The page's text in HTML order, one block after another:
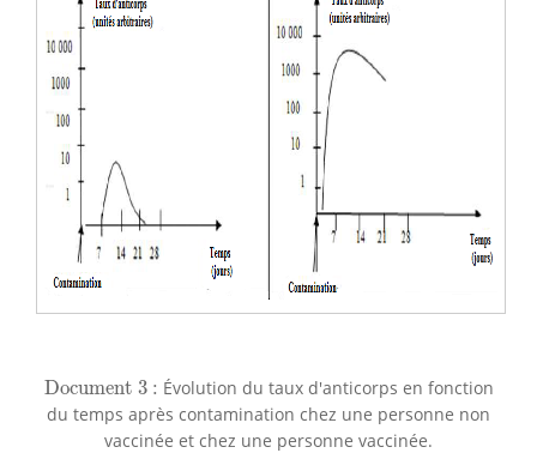
Document 3 :
Document 3 :Évolution du taux d'anticorps en fonction
du temps après contamination chez une personne non
vaccinée et chez une personne vaccinée.